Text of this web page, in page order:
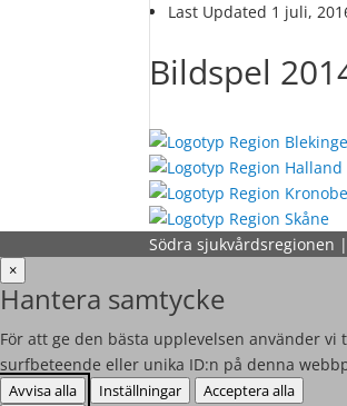
Last Updated 1 juli,
Bildspel
Södra
×
Hantera samtycke
För att ge den bästa upplevelsen använder
surfbeteende eller unika ID:n på denna
Avvisa alla Inställningar
Acceptera alla